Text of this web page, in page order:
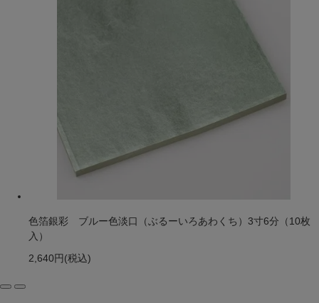
色箔銀彩 ブルー色淡口（ぶるーいろあわくち）3寸6分（10枚
入）
2,640円 (税込)